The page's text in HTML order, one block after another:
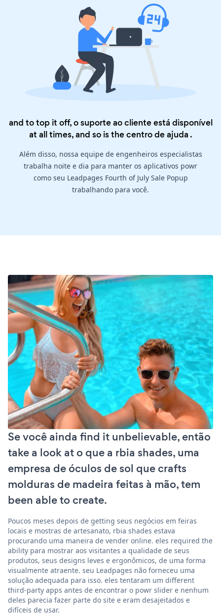
and to top it off, o suporte ao cliente está disponível
at all times, and so is thecentro de ajuda .
Além disso, nossa equipe de engenheiros especialistas
trabalha noite e dia para manter os aplicativos powr
como seu Leadpages Fourth of July Sale Popup
trabalhando para você.
Se você ainda find it unbelievable, então
take a look at o que a rbia shades, uma
empresa de óculos de sol que crafts
molduras de madeira feitas à mão, tem
been able to create.
Poucos meses depois de getting seus negócios em feiras
locais e mostras de artesanato, rbia shades estava
procurando uma maneira de vender online. eles required the
ability para mostrar aos visitantes a qualidade de seus
produtos, seus designs leves e ergonômicos, de uma forma
visualmente atraente. seu Leadpages não forneceu uma
solução adequada para isso. eles tentaram um different
third-party apps antes de encontrar o powr slider e nenhum
deles parecia fazer parte do site e eram desajeitados e
difíceis de usar.